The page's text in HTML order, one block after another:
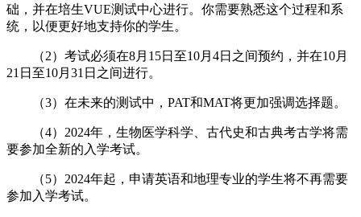
础，并在培生VUE测试中心进行。你需要熟悉这个过程和系
统，以便更好地支持你的学生。
（2）考试必须在8月15日至10月4日之间预约，并在10月
21日至10月31日之间进行。
（3）在未来的测试中，PAT和MAT将更加强调选择题。
（4）2024年，生物医学科学、古代史和古典考古学将需
要参加全新的入学考试。
（5）2024年起，申请英语和地理专业的学生将不再需要
参加入学考试。